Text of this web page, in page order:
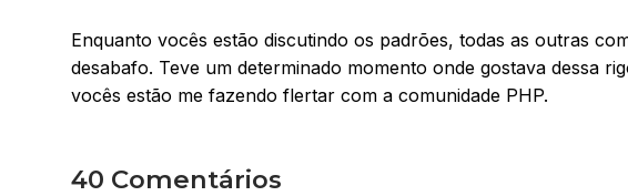
Enquanto vocês estão discutindo os padrões, todas as outras
desabafo. Teve um determinado momento onde gostava dessa
vocês estão me fazendo flertar com a comunidade PHP.
40 Comentários